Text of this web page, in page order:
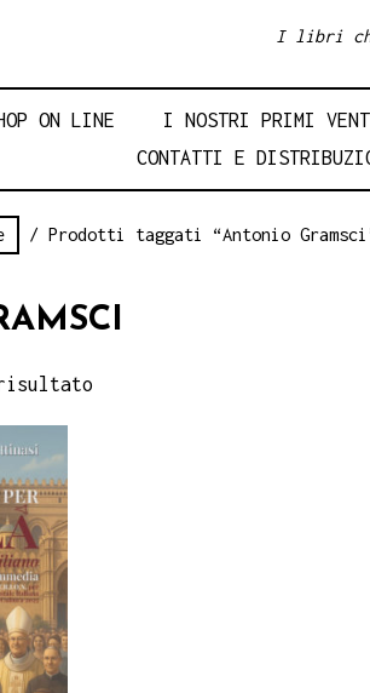
I libri
ON LINE I NOSTRI PRIMI
CONTATTI E
/ Prodotti taggati “Antonio